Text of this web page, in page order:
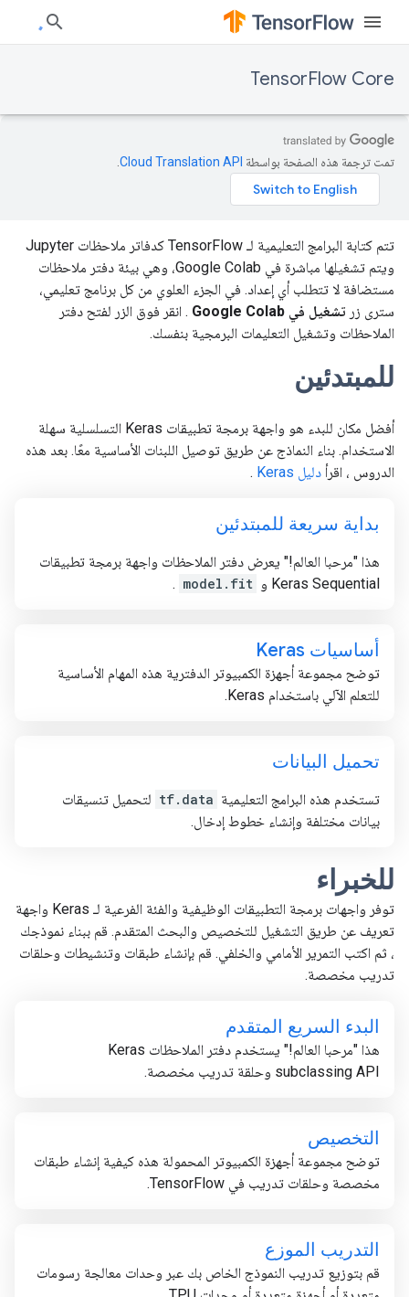
TensorFlow Core
تمت ترجمة هذه الصفحة بواسطة Cloud Translation API‏
تتم كتابة البرامج التعليمية لـ TensorFlow كدفاتر ملاحظات Jupyter
ويتم تشغيلها مباشرة في Google Colab، وهي بيئة دفتر ملاحظات
مستضافة لا تتطلب أي إعداد. في الجزء العلوي من كل برنامج تعليمي،
سترى زر تشغيل في Google Colab
. انقر فوق الزر لفتح دفتر
الملاحظات وتشغيل التعليمات البرمجية بنفسك.
للمبتدئين
أفضل مكان للبدء هو واجهة برمجة تطبيقات Keras التسلسلية سهلة
الاستخدام. بناء النماذج عن طريق توصيل اللبنات الأساسية معًا. بعد هذه
الدروس ، اقرأ دليل Keras .
بداية سريعة للمبتدئين
هذا "مرحبا العالم!" يعرض دفتر الملاحظات واجهة برمجة تطبيقات
Keras Sequential و
model.fit
.
أساسيات Keras
توضح مجموعة أجهزة الكمبيوتر الدفترية هذه المهام الأساسية
للتعلم الآلي باستخدام Keras.
تحميل البيانات
تستخدم هذه البرامج التعليمية tf.data لتحميل تنسيقات
بيانات مختلفة وإنشاء خطوط إدخال.
للخبراء
توفر واجهات برمجة التطبيقات الوظيفية والفئة الفرعية لـ Keras واجهة
تعريف عن طريق التشغيل للتخصيص والبحث المتقدم. قم ببناء نموذجك
، ثم اكتب التمرير الأمامي والخلفي. قم بإنشاء طبقات وتنشيطات وحلقات
تدريب مخصصة.
البدء السريع المتقدم
هذا "مرحبا العالم!" يستخدم دفتر الملاحظات Keras
subclassing API وحلقة تدريب مخصصة.
التخصيص
توضح مجموعة أجهزة الكمبيوتر المحمولة هذه كيفية إنشاء طبقات
مخصصة وحلقات تدريب في TensorFlow.
التدريب الموزع
قم بتوزيع تدريب النموذج الخاص بك عبر وحدات معالجة رسومات